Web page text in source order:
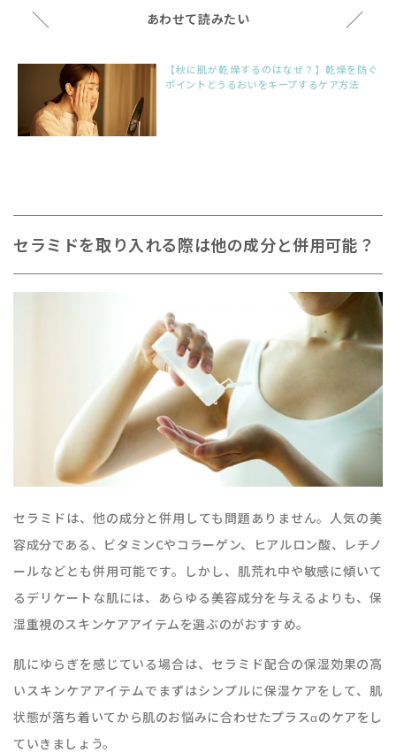
＼ あわせて読みたい ／
【秋に肌が乾燥するのはなぜ？】乾燥を防ぐ
ポイントとうるおいをキープするケア方法
セラミドを取り入れる際は他の成分と併用可能？
セラミドは、他の成分と併用しても問題ありません。人気の美
容成分である、ビタミンCやコラーゲン、ヒアルロン酸、レチノ
ールなどとも併用可能です。しかし、肌荒れ中や敏感に傾いて
るデリケートな肌には、あらゆる美容成分を与えるよりも、保
湿重視のスキンケアアイテムを選ぶのがおすすめ。
肌にゆらぎを感じている場合は、セラミド配合の保湿効果の高
いスキンケアアイテムでまずはシンプルに保湿ケアをして、肌
状態が落ち着いてから肌のお悩みに合わせたプラスαのケアをし
ていきましょう。